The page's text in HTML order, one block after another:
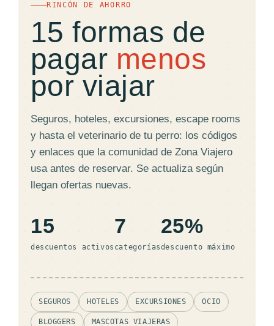
RINCÓN DE AHORRO
15 formas de
pagar menos
por viajar
Seguros, hoteles, excursiones, escape rooms
y hasta el veterinario de tu perro: los códigos
y enlaces que la comunidad de Zona Viajero
usa antes de reservar. Se actualiza según
llegan ofertas nuevas.
15
descuentos activos
7
categorías
25%
descuento máximo
SEGUROS HOTELES EXCURSIONES OCIO
BLOGGERS MASCOTAS VIAJERAS